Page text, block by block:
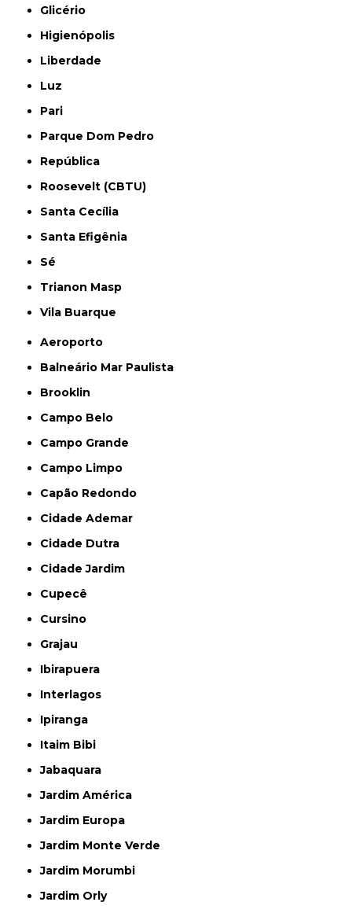
Glicério
Higienópolis
Liberdade
Luz
Pari
Parque Dom Pedro
República
Roosevelt (CBTU)
Santa Cecília
Santa Efigênia
Sé
Trianon Masp
Vila Buarque
Aeroporto
Balneário Mar Paulista
Brooklin
Campo Belo
Campo Grande
Campo Limpo
Capão Redondo
Cidade Ademar
Cidade Dutra
Cidade Jardim
Cupecê
Cursino
Grajau
Ibirapuera
Interlagos
Ipiranga
Itaim Bibi
Jabaquara
Jardim América
Jardim Europa
Jardim Monte Verde
Jardim Morumbi
Jardim Orly